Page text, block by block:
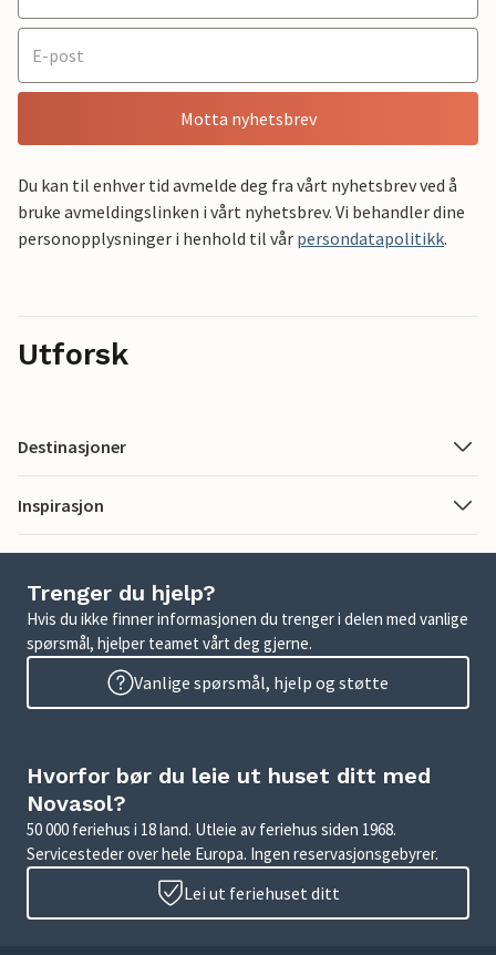
Motta nyhetsbrev
Du kan til enhver tid avmelde deg fra vårt nyhetsbrev ved å
bruke avmeldingslinken i vårt nyhetsbrev. Vi behandler dine
personopplysninger i henhold til vår persondatapolitikk.
Utforsk
Destinasjoner
Inspirasjon
Trenger du hjelp?
Hvis du ikke finner informasjonen du trenger i delen med vanlige
spørsmål, hjelper teamet vårt deg gjerne.
Vanlige spørsmål, hjelp og støtte
Hvorfor bør du leie ut huset ditt med
Novasol?
50 000 feriehus i 18 land. Utleie av feriehus siden 1968.
Servicesteder over hele Europa. Ingen reservasjonsgebyrer.
Lei ut feriehuset ditt